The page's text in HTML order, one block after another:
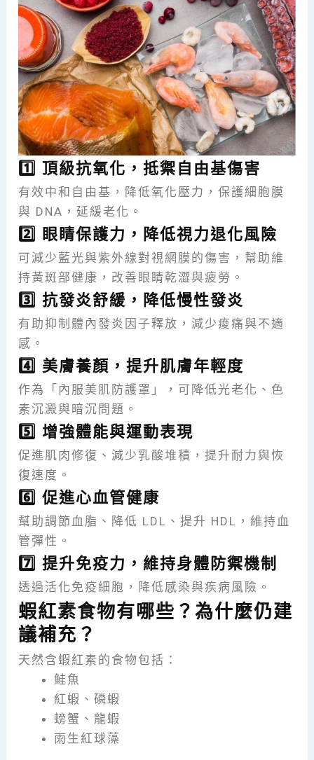
1️⃣ 頂級抗氧化，抵禦自由基傷害
有效中和自由基，降低氧化壓力，保護細胞膜
與 DNA，延緩老化。
2️⃣ 眼睛保護力，降低視力退化風險
可減少藍光與紫外線對視網膜的傷害，幫助維
持黃斑部健康，改善眼睛乾澀與疲勞。
3️⃣ 抗發炎舒緩，降低慢性發炎
有助抑制體內發炎因子釋放，減少痠痛與不適
感。
4️⃣ 美膚養顏，提升肌膚年輕度
作為「內服美肌防護罩」，可降低光老化、色
素沉澱與暗沉問題。
5️⃣ 增強體能與運動表現
促進肌肉修復、減少乳酸堆積，提升耐力與恢
復速度。
6️⃣ 促進心血管健康
幫助調節血脂、降低 LDL、提升 HDL，維持血
管彈性。
7️⃣ 提升免疫力，維持身體防禦機制
透過活化免疫細胞，降低感染與疾病風險。
蝦紅素食物有哪些？為什麼仍建
議補充？
天然含蝦紅素的食物包括：
鮭魚
紅蝦、磷蝦
螃蟹、龍蝦
雨生紅球藻